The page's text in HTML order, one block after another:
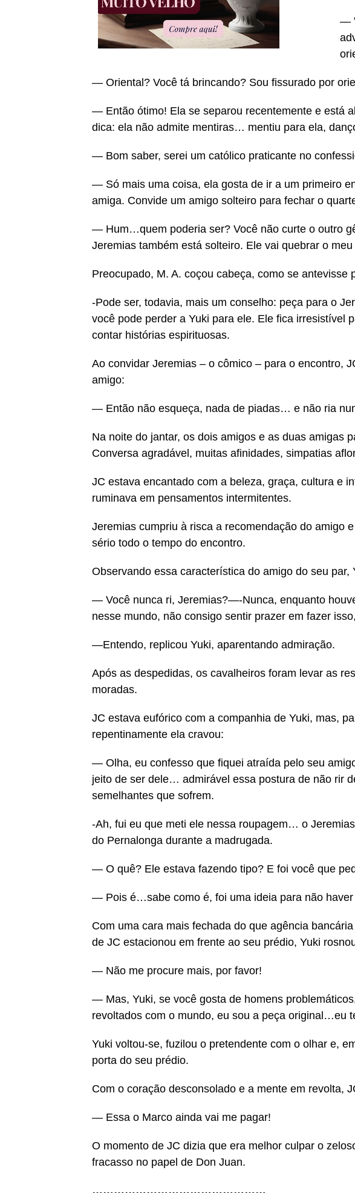
—
— Oriental? Você tá brincando? Sou fissurado por
— Então ótimo! Ela se separou recentemente e está
dica: ela não admite mentiras… mentiu para ela,
— Bom saber, serei um católico praticante no
— Só mais uma coisa, ela gosta de ir a um primeiro
amiga. Convide um amigo solteiro para fechar o
— Hum…quem poderia ser? Você não curte o outro
Jeremias também está solteiro. Ele vai quebrar o meu
Preocupado, M. A. coçou cabeça, como se antevisse
-Pode ser, todavia, mais um conselho: peça para o
você pode perder a Yuki para ele. Ele fica irresistível
contar histórias espirituosas.
Ao convidar Jeremias – o cômico – para o encontro,
amigo:
— Então não esqueça, nada de piadas… e não ria
Na noite do jantar, os dois amigos e as duas amigas
Conversa agradável, muitas afinidades, simpatias
JC estava encantado com a beleza, graça, cultura e
ruminava em pensamentos intermitentes.
Jeremias cumpriu à risca a recomendação do amigo
sério todo o tempo do encontro.
Observando essa característica do amigo do seu par,
— Você nunca ri, Jeremias?—-Nunca, enquanto
nesse mundo, não consigo sentir prazer em fazer
—Entendo, replicou Yuki, aparentando admiração.
Após as despedidas, os cavalheiros foram levar as
moradas.
JC estava eufórico com a companhia de Yuki, mas,
repentinamente ela cravou:
— Olha, eu confesso que fiquei atraída pelo seu
jeito de ser dele… admirável essa postura de não rir
semelhantes que sofrem.
-Ah, fui eu que meti ele nessa roupagem… o
do Pernalonga durante a madrugada.
— O quê? Ele estava fazendo tipo? E foi você que
— Pois é…sabe como é, foi uma ideia para não haver
Com uma cara mais fechada do que agência
de JC estacionou em frente ao seu prédio, Yuki
— Não me procure mais, por favor!
— Mas, Yuki, se você gosta de homens
revoltados com o mundo, eu sou a peça original…eu
Yuki voltou-se, fuzilou o pretendente com o olhar e,
porta do seu prédio.
Com o coração desconsolado e a mente em revolta,
— Essa o Marco ainda vai me pagar!
O momento de JC dizia que era melhor culpar o
fracasso no papel de Don Juan.
…………………………………………